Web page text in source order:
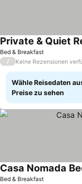
Bed & Breakfast
Preise sehen
/ Keine Rezensionen
Wähle Reisedaten
Preise zu sehen
Bed & Breakfast
Casa Nomada